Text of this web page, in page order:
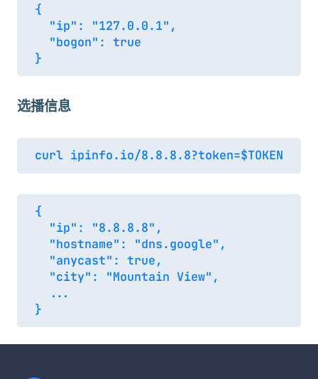
{
  "ip": "127.0.0.1",
  "bogon": true
选播信息
{
  "ip": "8.8.8.8",
  "hostname": "dns.google",
  "anycast": true,
  "city": "Mountain View",
  ...